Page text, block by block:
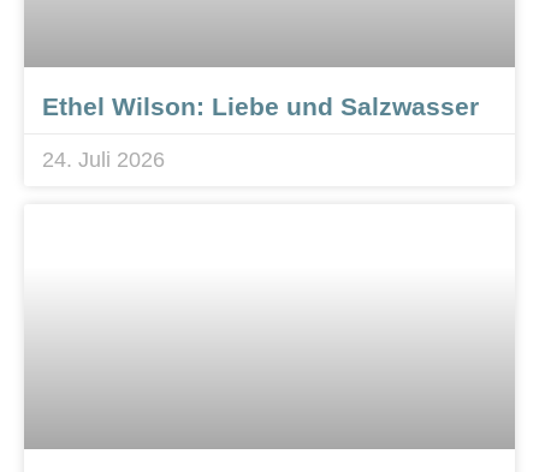
Ethel Wilson: Liebe und Salzwasser
24. Juli 2026